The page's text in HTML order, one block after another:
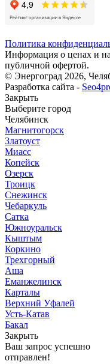
Политика
Информация о ценах и
публичной офертой.
© Энергоград 2026,
Разработка сайта -
Закрыть
Выберите город
Челябинск
Магнитогорск
Златоуст
Миасс
Копейск
Озерск
Троицк
Снежинск
Чебаркуль
Сатка
Южноуральск
Кыштым
Коркино
Трехгорный
Аша
Еманжелинск
Карталы
Верхний Уфалей
Усть-Катав
Бакал
Закрыть
Ваш запрос успешно
отправлен!